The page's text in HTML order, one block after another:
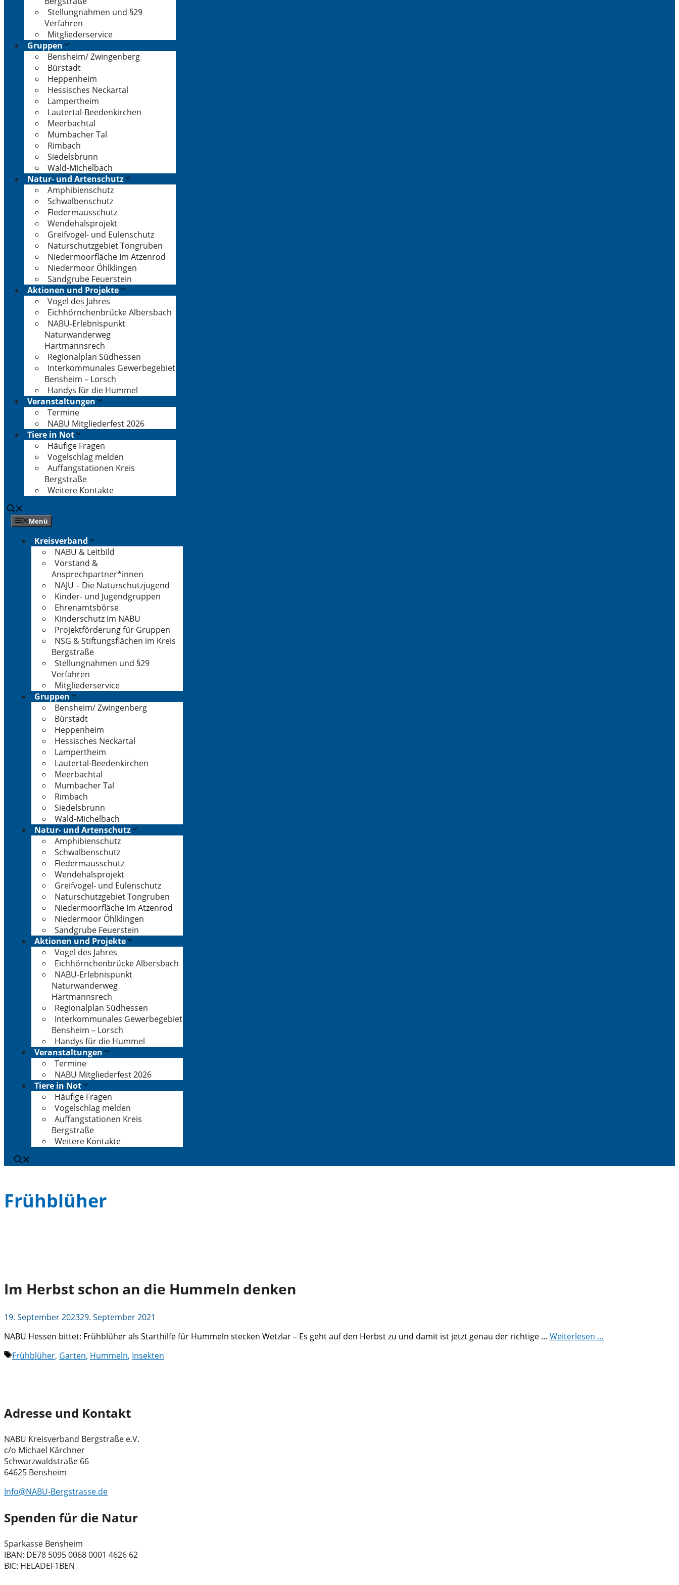
Stellungnahmen und §29
Verfahren
Mitgliederservice
Gruppen
Bensheim/ Zwingenberg
Bürstadt
Heppenheim
Hessisches Neckartal
Lampertheim
Lautertal-Beedenkirchen
Meerbachtal
Mumbacher Tal
Rimbach
Siedelsbrunn
Wald-Michelbach
Natur- und Artenschutz
Amphibienschutz
Schwalbenschutz
Fledermausschutz
Wendehalsprojekt
Greifvogel- und Eulenschutz
Naturschutzgebiet Tongruben
Niedermoorfläche Im Atzenrod
Niedermoor Öhlklingen
Sandgrube Feuerstein
Aktionen und Projekte
Vogel des Jahres
Eichhörnchenbrücke Albersbach
NABU-Erlebnispunkt
Naturwanderweg
Hartmannsrech
Regionalplan Südhessen
Interkommunales Gewerbegebiet
Bensheim – Lorsch
Handys für die Hummel
Veranstaltungen
Termine
NABU Mitgliederfest 2026
Tiere in Not
Häufige Fragen
Vogelschlag melden
Auffangstationen Kreis
Bergstraße
Weitere Kontakte
Menü
Kreisverband
NABU & Leitbild
Vorstand &
Ansprechpartner*innen
NAJU – Die Naturschutzjugend
Kinder- und Jugendgruppen
Ehrenamtsbörse
Kinderschutz im NABU
Projektförderung für Gruppen
NSG & Stiftungsflächen im Kreis
Bergstraße
Stellungnahmen und §29
Verfahren
Mitgliederservice
Gruppen
Bensheim/ Zwingenberg
Bürstadt
Heppenheim
Hessisches Neckartal
Lampertheim
Lautertal-Beedenkirchen
Meerbachtal
Mumbacher Tal
Rimbach
Siedelsbrunn
Wald-Michelbach
Natur- und Artenschutz
Amphibienschutz
Schwalbenschutz
Fledermausschutz
Wendehalsprojekt
Greifvogel- und Eulenschutz
Naturschutzgebiet Tongruben
Niedermoorfläche Im Atzenrod
Niedermoor Öhlklingen
Sandgrube Feuerstein
Aktionen und Projekte
Vogel des Jahres
Eichhörnchenbrücke Albersbach
NABU-Erlebnispunkt
Naturwanderweg
Hartmannsrech
Regionalplan Südhessen
Interkommunales Gewerbegebiet
Bensheim – Lorsch
Handys für die Hummel
Veranstaltungen
Termine
NABU Mitgliederfest 2026
Tiere in Not
Häufige Fragen
Vogelschlag melden
Auffangstationen Kreis
Bergstraße
Weitere Kontakte
Frühblüher
Im Herbst schon an die Hummeln denken
19. September 202329. September 2021
NABU Hessen bittet: Frühblüher als Starthilfe für Hummeln stecken Wetzlar – Es geht auf den Herbst zu und damit ist jetzt genau der richtige … Weiterlesen …
Schlagwörter
Frühblüher, Garten, Hummeln, Insekten
Adresse und Kontakt
NABU Kreisverband Bergstraße e.V.
c/o Michael Kärchner
Schwarzwaldstraße 66
64625 Bensheim
Info@NABU-Bergstrasse.de
Spenden für die Natur
Sparkasse Bensheim
IBAN: DE78 5095 0068 0001 4626 62
BIC: HELADEF1BEN